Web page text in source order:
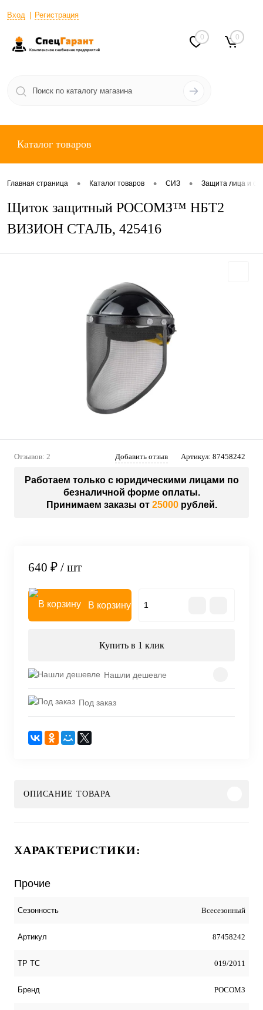
Вход Регистрация
0 0
Каталог товаров
Главная страница • Каталог товаров • СИЗ • Защита лица и
Щиток защитный РОСОМЗ™ НБТ2
ВИЗИОН СТАЛЬ, 425416
Отзывов: 2 Добавить отзыв Артикул: 87458242
Работаем только с юридическими лицами по
безналичной форме оплаты.
Принимаем заказы от 25000рублей.
640 ₽ / шт
В корзину
Купить в 1 клик
Нашли дешевле
Под заказ
ОПИСАНИЕ ТОВАРА
ХАРАКТЕРИСТИКИ:
Прочие
Сезонность Всесезонный
Артикул 87458242
ТР ТС 019/2011
Бренд РОСОМЗ